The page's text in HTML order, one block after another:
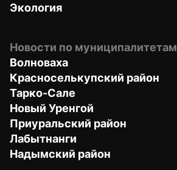
Экология
Новости по муниципалитетам
Волноваха
Красноселькупский район
Тарко-Сале
Новый Уренгой
Приуральский район
Лабытнанги
Надымский район